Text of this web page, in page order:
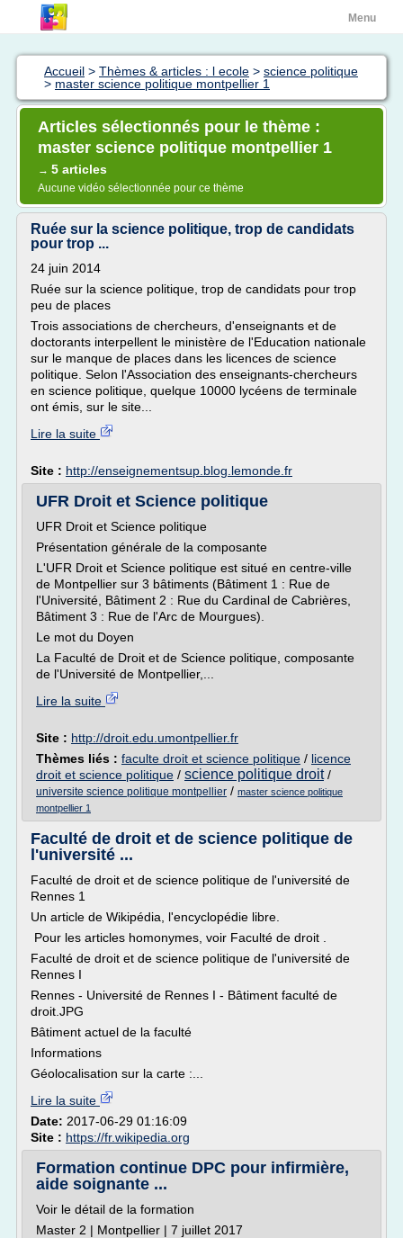
Menu
Accueil > Thèmes & articles : l ecole > science politique
> master science politique montpellier 1
Articles sélectionnés pour le thème :
master science politique montpellier 1
→ 5 articles
Aucune vidéo sélectionnée pour ce thème
Ruée sur la science politique, trop de candidats
pour trop ...
24 juin 2014
Ruée sur la science politique, trop de candidats pour trop
peu de places
Trois associations de chercheurs, d'enseignants et de
doctorants interpellent le ministère de l'Education nationale
sur le manque de places dans les licences de science
politique. Selon l'Association des enseignants-chercheurs
en science politique, quelque 10000 lycéens de terminale
ont émis, sur le site...
Lire la suite
Site : http://enseignementsup.blog.lemonde.fr
UFR Droit et Science politique
UFR Droit et Science politique
Présentation générale de la composante
L'UFR Droit et Science politique est situé en centre-ville
de Montpellier sur 3 bâtiments (Bâtiment 1 : Rue de
l'Université, Bâtiment 2 : Rue du Cardinal de Cabrières,
Bâtiment 3 : Rue de l'Arc de Mourgues).
Le mot du Doyen
La Faculté de Droit et de Science politique, composante
de l'Université de Montpellier,...
Lire la suite
Site : http://droit.edu.umontpellier.fr
Thèmes liés : faculte droit et science politique / licence
droit et science politique / science politique droit/
universite science politique montpellier / master science politique
montpellier 1
Faculté de droit et de science politique de
l'université ...
Faculté de droit et de science politique de l'université de
Rennes 1
Un article de Wikipédia, l'encyclopédie libre.
Pour les articles homonymes, voir Faculté de droit .
Faculté de droit et de science politique de l'université de
Rennes I
Rennes - Université de Rennes I - Bâtiment faculté de
droit.JPG
Bâtiment actuel de la faculté
Informations
Géolocalisation sur la carte :...
Lire la suite
Date: 2017-06-29 01:16:09
Site : https://fr.wikipedia.org
Formation continue DPC pour infirmière,
aide soignante ...
Voir le détail de la formation
Master 2 | Montpellier | 7 juillet 2017